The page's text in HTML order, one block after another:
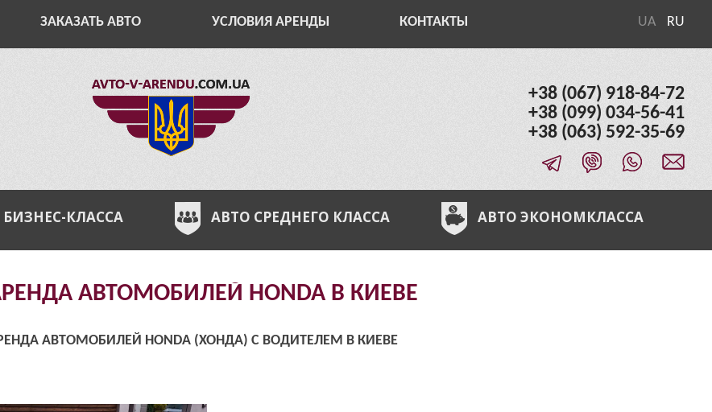
UA RU
ЗАКАЗАТЬ АВТО УСЛОВИЯ АРЕНДЫ КОНТАКТЫ
+38 (067) 918-84-72
+38 (099) 034-56-41
+38 (063) 592-35-69
КЛАССА АВТО СРЕДНЕГО КЛАССА АВТО ЭКОНОМКЛАССА
АВТОМОБИЛЕЙ HONDA В КИЕВЕ
АВТОМОБИЛЕЙ HONDA (ХОНДА) С ВОДИТЕЛЕМ В КИЕВЕ